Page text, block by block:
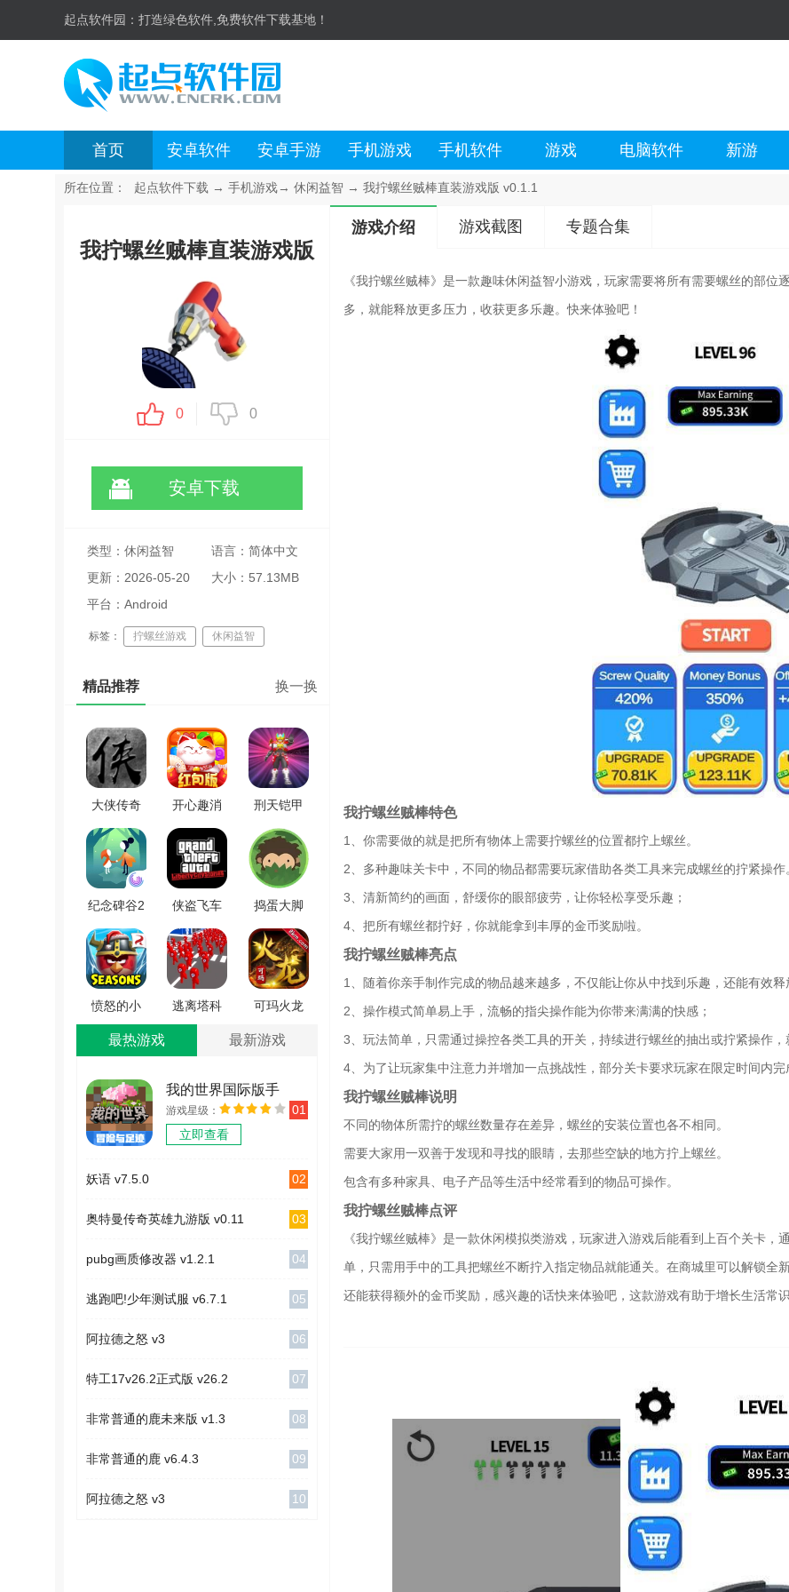
起点软件园： 打造绿色软件,免费软件下载基地！
首页 安卓软件 安卓手游 手机游戏 手机软件 游戏 电脑软件 新游
所在位置： 起点软件下载 → 手机游戏→ 休闲益智 → 我拧螺丝贼棒直装游戏版 v0.1.1
我拧螺丝贼棒直装游戏版
0 0
安卓下载
类型：休闲益智
语言：简体中文
更新：2026-05-20
15:21:25
大小：57.13MB
平台：Android
标签： 拧螺丝游戏 休闲益智
精品推荐 换一换
大侠传奇
怒火一刀
手游版
V1.4.109
开心趣消
除领红包
官方最新
版 V1.2
刑天铠甲
模拟器游
戏绿色版
V1.1
纪念碑谷2
游戏最新
版 V2.1.3
侠盗飞车
自由城故
事官方正
版 V2.1
捣蛋大脚
怪手机正
版 V1.1
愤怒的小
鸟季节游
戏绿色版
逃离塔科
夫城游戏
可玛火龙
最热游戏 最新游戏
我的世界国际版手
机版
v2.12.5.246529
游戏星级：
立即查看
01
妖语 v7.5.0 02
奥特曼传奇英雄九游版 v0.11 03
pubg画质修改器 v1.2.1 04
逃跑吧!少年测试服 v6.7.1 05
阿拉德之怒 v3 06
特工17v26.2正式版 v26.2 07
非常普通的鹿未来版 v1.3 08
非常普通的鹿 v6.4.3 09
阿拉德之怒 v3 10
游戏介绍 游戏截图 专题合集
《我拧螺丝贼棒》是一款趣味休闲益智小游戏，玩家需要将所有需要螺丝的部
多，就能释放更多压力，收获更多乐趣。快来体验吧！
我拧螺丝贼棒特色
1、你需要做的就是把所有物体上需要拧螺丝的位置都拧上螺丝。
2、多种趣味关卡中，不同的物品都需要玩家借助各类工具来完成螺丝的拧紧操作
3、清新简约的画面，舒缓你的眼部疲劳，让你轻松享受乐趣；
4、把所有螺丝都拧好，你就能拿到丰厚的金币奖励啦。
我拧螺丝贼棒亮点
1、随着你亲手制作完成的物品越来越多，不仅能让你从中找到乐趣，还能有效释
2、操作模式简单易上手，流畅的指尖操作能为你带来满满的快感；
3、玩法简单，只需通过操控各类工具的开关，持续进行螺丝的抽出或拧紧操作，
4、为了让玩家集中注意力并增加一点挑战性，部分关卡要求玩家在限定时间内完
我拧螺丝贼棒说明
不同的物体所需拧的螺丝数量存在差异，螺丝的安装位置也各不相同。
需要大家用一双善于发现和寻找的眼睛，去那些空缺的地方拧上螺丝。
包含有多种家具、电子产品等生活中经常看到的物品可操作。
我拧螺丝贼棒点评
《我拧螺丝贼棒》是一款休闲模拟类游戏，玩家进入游戏后能看到上百个关卡
单，只需用手中的工具把螺丝不断拧入指定物品就能通关。在商城里可以解锁全
还能获得额外的金币奖励，感兴趣的话快来体验吧，这款游戏有助于增长生活常识